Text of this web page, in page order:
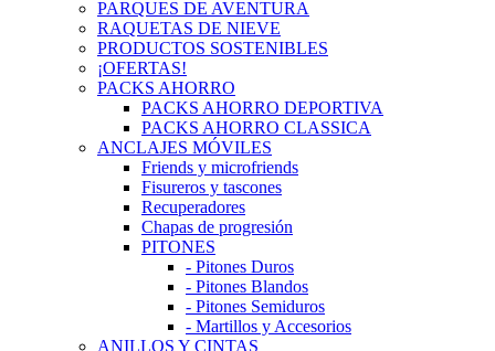
PARQUES DE AVENTURA
RAQUETAS DE NIEVE
PRODUCTOS SOSTENIBLES
¡OFERTAS!
PACKS AHORRO
PACKS AHORRO DEPORTIVA
PACKS AHORRO CLASSICA
ANCLAJES MÓVILES
Friends y microfriends
Fisureros y tascones
Recuperadores
Chapas de progresión
PITONES
- Pitones Duros
- Pitones Blandos
- Pitones Semiduros
- Martillos y Accesorios
ANILLOS Y CINTAS